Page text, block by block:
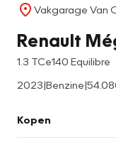
Vakgarage Van
Renault
1.3 TCe140 Equilibre
2023|Benzine|
Kopen